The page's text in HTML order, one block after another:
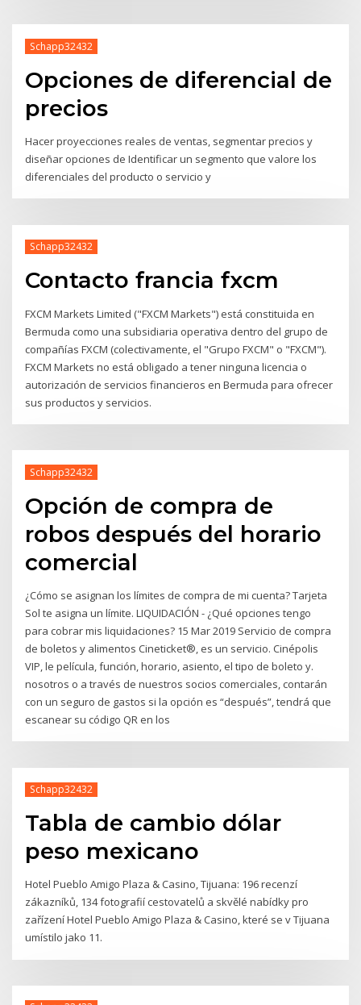
Schapp32432
Opciones de diferencial de
precios
Hacer proyecciones reales de ventas, segmentar precios y
diseñar opciones de Identificar un segmento que valore los
diferenciales del producto o servicio y
Schapp32432
Contacto francia fxcm
FXCM Markets Limited ("FXCM Markets") está constituida en
Bermuda como una subsidiaria operativa dentro del grupo de
compañías FXCM (colectivamente, el "Grupo FXCM" o "FXCM").
FXCM Markets no está obligado a tener ninguna licencia o
autorización de servicios financieros en Bermuda para ofrecer
sus productos y servicios.
Schapp32432
Opción de compra de
robos después del horario
comercial
¿Cómo se asignan los límites de compra de mi cuenta? Tarjeta
Sol te asigna un límite. LIQUIDACIÓN - ¿Qué opciones tengo
para cobrar mis liquidaciones? 15 Mar 2019 Servicio de compra
de boletos y alimentos Cineticket®, es un servicio. Cinépolis
VIP, le película, función, horario, asiento, el tipo de boleto y.
nosotros o a través de nuestros socios comerciales, contarán
con un seguro de gastos si la opción es “después”, tendrá que
escanear su código QR en los
Schapp32432
Tabla de cambio dólar
peso mexicano
Hotel Pueblo Amigo Plaza & Casino, Tijuana: 196 recenzí
zákazníků, 134 fotografií cestovatelů a skvělé nabídky pro
zařízení Hotel Pueblo Amigo Plaza & Casino, které se v Tijuana
umístilo jako 11.